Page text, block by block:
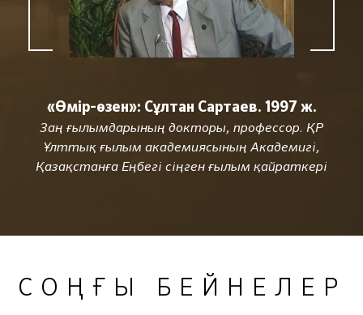
«Өмір-өзен»: Сұлтан Сартаев. 1997 ж.
Заң ғылымдарының докторы, профессор. ҚР
Ұлттық ғылым академиясының Академигі,
Қазақстанға Еңбегі сіңген ғылым қайраткері
СОҢҒЫ БЕЙНЕЛЕР